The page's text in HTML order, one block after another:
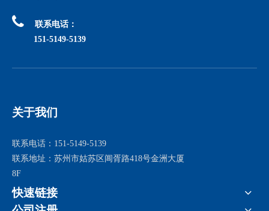

联系电话：
151-5149-5139
关于我们
联系电话：151-5149-5139
联系地址：苏州市姑苏区阊胥路418号金洲大厦
8F
快速链接